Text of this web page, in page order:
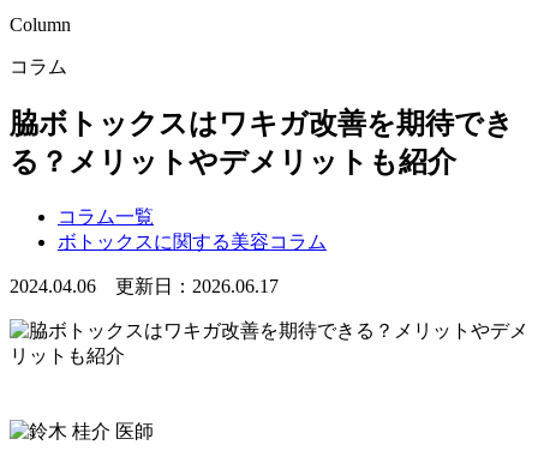
Column
コラム
脇ボトックスはワキガ改善を期待でき
る？メリットやデメリットも紹介
コラム一覧
ボトックスに関する美容コラム
2024.04.06 更新日：2026.06.17